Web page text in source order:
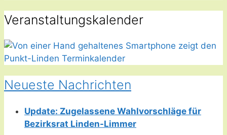
Veranstaltungskalender
Neueste Nachrichten
Update: Zugelassene Wahlvorschläge für
Bezirksrat Linden-Limmer